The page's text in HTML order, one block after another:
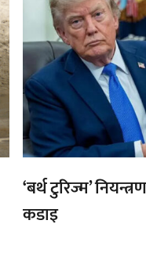
‘बर्थ टुरिज्म’
कडाइ